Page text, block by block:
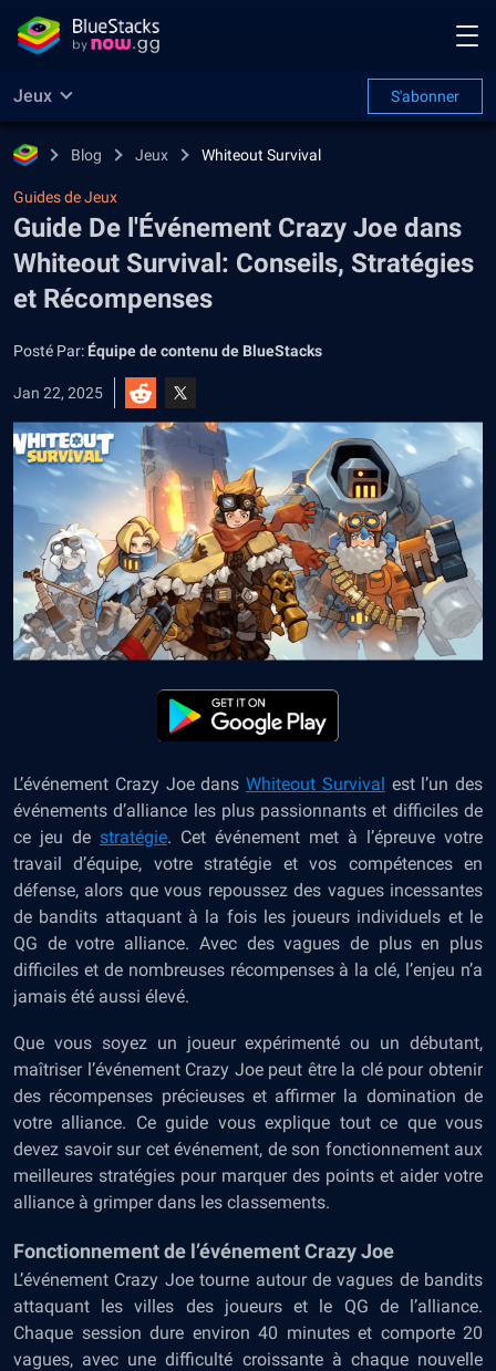
Jeux S'abonner
Blog Jeux Whiteout Survival
Guides de Jeux
Guide De l'Événement Crazy Joe dans
Whiteout Survival: Conseils, Stratégies
et Récompenses
Posté Par: Équipe de contenu de BlueStacks
Jan 22, 2025
L’événement Crazy Joe dans Whiteout Survival est l’un des
événements d’alliance les plus passionnants et difficiles de
ce jeu de stratégie. Cet événement met à l’épreuve votre
travail d’équipe, votre stratégie et vos compétences en
défense, alors que vous repoussez des vagues incessantes
de bandits attaquant à la fois les joueurs individuels et le
QG de votre alliance. Avec des vagues de plus en plus
difficiles et de nombreuses récompenses à la clé, l’enjeu n’a
jamais été aussi élevé.
Que vous soyez un joueur expérimenté ou un débutant,
maîtriser l’événement Crazy Joe peut être la clé pour obtenir
des récompenses précieuses et affirmer la domination de
votre alliance. Ce guide vous explique tout ce que vous
devez savoir sur cet événement, de son fonctionnement aux
meilleures stratégies pour marquer des points et aider votre
alliance à grimper dans les classements.
Fonctionnement de l’événement Crazy Joe
L’événement Crazy Joe tourne autour de vagues de bandits
attaquant les villes des joueurs et le QG de l’alliance.
Chaque session dure environ 40 minutes et comporte 20
vagues, avec une difficulté croissante à chaque nouvelle